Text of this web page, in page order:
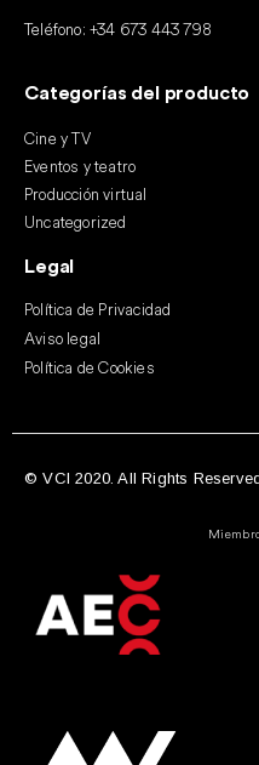
Teléfono:+34 673 443 798
Categorías del producto
Cine y TV
Eventos y teatro
Producción virtual
Uncategorized
Legal
Política de Privacidad
Aviso legal
Política de Cookies
© VCI 2020. All Rights